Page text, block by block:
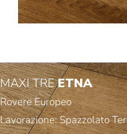
MAXI TREETNA
Rovere Europeo
Lavorazione: Spazzolato